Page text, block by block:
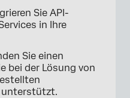
Sie API-
in Ihre
Sie einen
bei der Lösung von
unterstützt.